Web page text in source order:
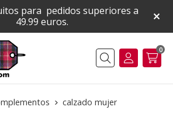
para pedidos superiores a
49.99 euros.
Buscar
0
calzado mujer